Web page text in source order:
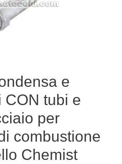
e
CON tubi e
per
combustione
Chemist